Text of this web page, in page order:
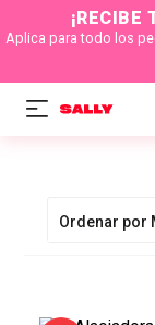
¡RECIBE
Aplica para todo los
Ordenar por